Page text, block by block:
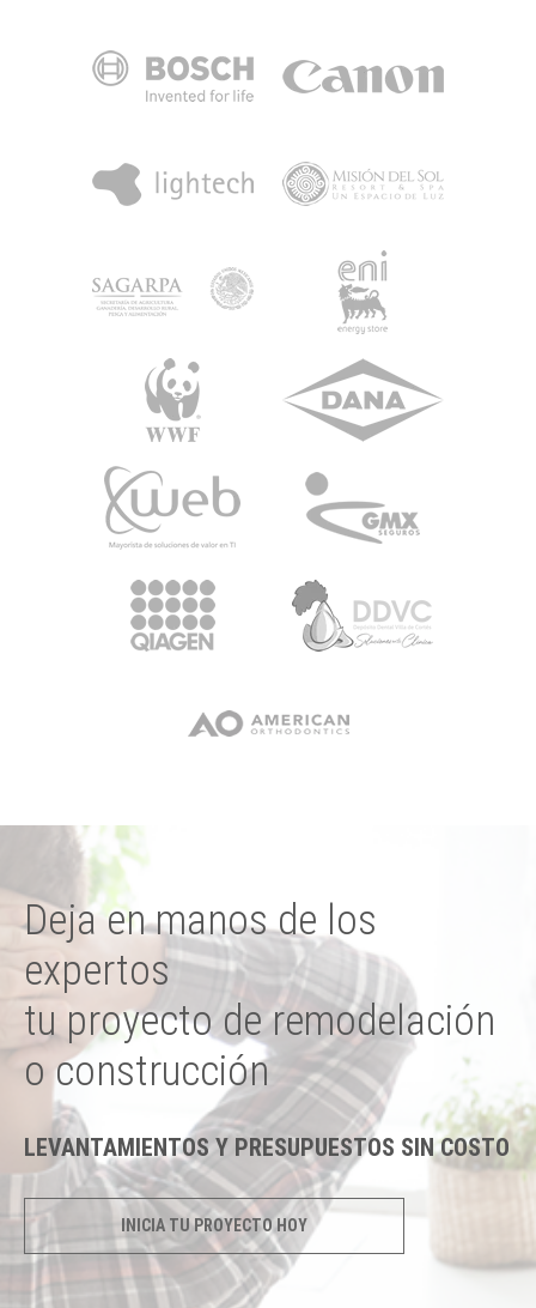
Deja en manos de los
expertos
tu proyecto de remodelación
o construcción
LEVANTAMIENTOS Y PRESUPUESTOS SIN COSTO
INICIA TU PROYECTO HOY